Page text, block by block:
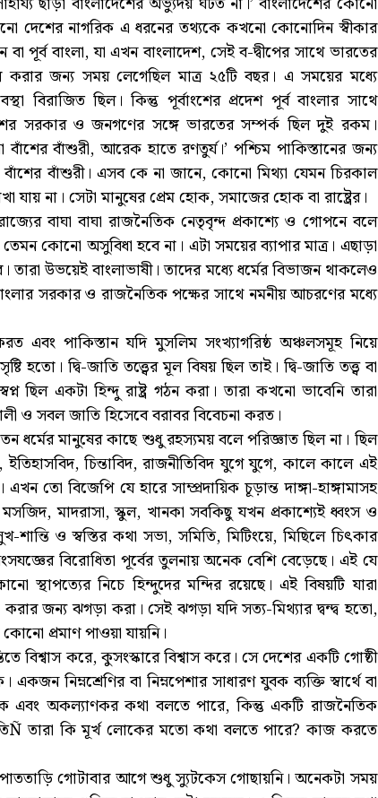
দেশের নাগরিক এ ধরনের তথ্যকে কখনো কোনোদিন স্বীকার
বা পূর্ব বাংলা, যা এখন বাংলাদেশ, সেই ব-দ্বীপের সাথে ভারতের
জন্য সময় লেগেছিল মাত্র ২৫টি বছর। এ সময়ের মধ্যে
বিরাজিত ছিল। কিন্তু পূর্বাংশের প্রদেশ পূর্ব বাংলার সাথে
সরকার ও জনগণের সঙ্গে ভারতের সম্পর্ক ছিল দুই রকম।
বাঁশুরী, আরেক হাতে রণতুর্য।’ পশ্চিম পাকিস্তানের জন্য
বাঁশুরী। এসব কে না জানে, কোনো মিথ্যা যেমন চিরকাল
না। সেটা মানুষের প্রেম হোক, সমাজের হোক বা রাষ্ট্রের।
বাঘা বাঘা রাজনৈতিক নেতৃবৃন্দ প্রকাশ্যে ও গোপনে বলে
কোনো অসুবিধা হবে না। এটা সময়ের ব্যাপার মাত্র। এছাড়া
তারা উভয়েই বাংলাভাষী। তাদের মধ্যে ধর্মের বিভাজন থাকলেও
সরকার ও রাজনৈতিক পক্ষের সাথে নমনীয় আচরণের মধ্যে
এবং পাকিস্তান যদি মুসলিম সংখ্যাগরিষ্ঠ অঞ্চলসমূহ নিয়ে
হতো। দ্বি-জাতি তত্ত্বের মূল বিষয় ছিল তাই। দ্বি-জাতি তত্ত্ব বা
ছিল একটা হিন্দু রাষ্ট্র গঠন করা। তারা কখনো ভাবেনি তারা
ও সবল জাতি হিসেবে বরাবর বিবেচনা করত।
ধর্মের মানুষের কাছে শুধু রহস্যময় বলে পরিজ্ঞাত ছিল না। ছিল
চিন্তাবিদ, রাজনীতিবিদ যুগে যুগে, কালে কালে এই
তো বিজেপি যে হারে সাম্প্রদায়িক চূড়ান্ত দাঙ্গা-হাঙ্গামাসহ
মাদরাসা, স্কুল, খানকা সবকিছু যখন প্রকাশ্যেই ধ্বংস ও
ও স্বস্তির কথা সভা, সমিতি, মিটিংয়ে, মিছিলে চিৎকার
বিরোধিতা পূর্বের তুলনায় অনেক বেশি বেড়েছে। এই যে
স্থাপত্যের নিচে হিন্দুদের মন্দির রয়েছে। এই বিষয়টি যারা
জন্য ঝগড়া করা। সেই ঝগড়া যদি সত্য-মিথ্যার দ্বন্দ্ব হতো,
প্রমাণ পাওয়া যায়নি।
বিশ্বাস করে, কুসংস্কারে বিশ্বাস করে। সে দেশের একটি গোষ্ঠী
নিম্নশ্রেণির বা নিম্নপেশার সাধারণ যুবক ব্যক্তি স্বার্থে বা
এবং অকল্যাণকর কথা বলতে পারে, কিন্তু একটি রাজনৈতিক
তারা কি মূর্খ লোকের মতো কথা বলতে পারে? কাজ করতে
পাততাড়ি গোটাবার আগে শুধু স্যুটকেস গোছায়নি। অনেকটা সময়